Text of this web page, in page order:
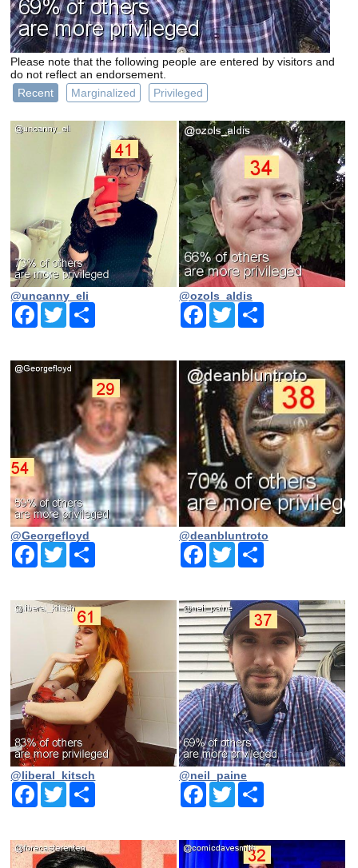
Please note that the following people are entered by visitors and
do not reflect an endorsement.
Recent
Marginalized Privileged
@uncanny_eli
Facebook
Twitter
@ozols_aldis
Facebook
TwitterShare
@Georgefloyd
Facebook
Twitter
@deanbluntroto
Facebook
TwitterShare
@liberal_kitsch
Facebook
Twitter
@neil_paine
Facebook
TwitterShare